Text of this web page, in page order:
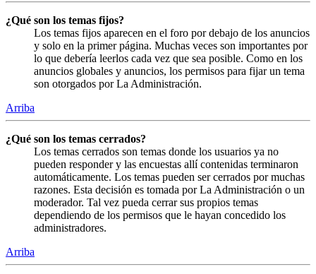
¿Qué son los temas fijos?
Los temas fijos aparecen en el foro por debajo de los anuncios
y solo en la primer página. Muchas veces son importantes por
lo que debería leerlos cada vez que sea posible. Como en los
anuncios globales y anuncios, los permisos para fijar un tema
son otorgados por La Administración.
Arriba
¿Qué son los temas cerrados?
Los temas cerrados son temas donde los usuarios ya no
pueden responder y las encuestas allí contenidas terminaron
automáticamente. Los temas pueden ser cerrados por muchas
razones. Esta decisión es tomada por La Administración o un
moderador. Tal vez pueda cerrar sus propios temas
dependiendo de los permisos que le hayan concedido los
administradores.
Arriba